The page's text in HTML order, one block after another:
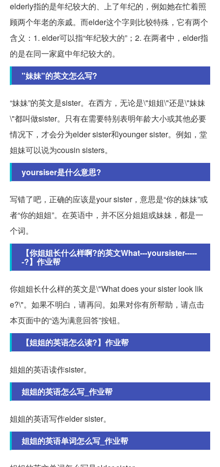
elderly指的是年纪较大的、上了年纪的，例如她在忙着照
顾两个年老的亲戚。而elder这个字则比较特殊，它有两个
含义：1. elder可以指“年纪较大的”；2. 在两者中，elder指
的是在同一家庭中年纪较大的。
"妹妹"的英文怎么写?
“妹妹”的英文是sister。在西方，无论是\"姐姐\"还是\"妹妹
\"都叫做sister。只有在需要特别表明年龄大小或其他必要
情况下，才会分为elder sister和younger sister。例如，堂
姐妹可以说为cousin sisters。
yoursiser是什么意思?
写错了吧，正确的应该是your sister，意思是“你的妹妹”或
者“你的姐姐”。在英语中，并不区分姐姐或妹妹，都是一
个词。
【你姐姐长什么样啊?的英文What---yoursister-----
-?】作业帮
你姐姐长什么样的英文是\"What does your sister look lik
e?\"。如果不明白，请再问。如果对你有所帮助，请点击
本页面中的“选为满意回答”按钮。
【姐姐的英语怎么读?】作业帮
姐姐的英语读作sister。
姐姐的英语怎么写_作业帮
姐姐的英语写作elder sister。
姐姐的英语单词怎么写_作业帮